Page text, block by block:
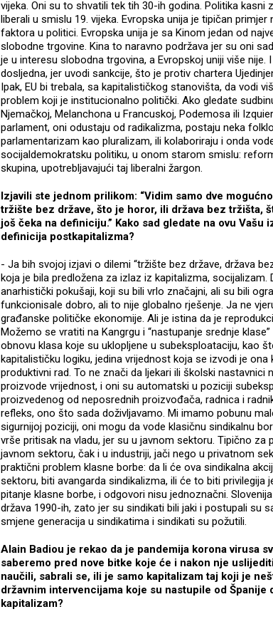
vijeka. Oni su to shvatili tek tih 30-ih godina. Politika kasni
liberali u smislu 19. vijeka. Evropska unija je tipičan
faktora u politici. Evropska unija je sa Kinom jedan od
slobodne trgovine. Kina to naravno podržava jer su oni
je u interesu slobodna trgovina, a Evropskoj uniji više nije.
dosljedna, jer uvodi sankcije, što je protiv chartera
Ipak, EU bi trebala, sa kapitalističkog stanovišta, da vodi
problem koji je institucionalno politički. Ako gledate
Njemačkoj, Melanchona u Francuskoj, Podemosa ili
parlament, oni odustaju od radikalizma, postaju neka
parlamentarizam kao pluralizam, ili kolaboriraju i onda
socijaldemokratsku politiku, u onom starom smislu:
skupina, upotrebljavajući taj liberalni žargon.
Izjavili ste jednom prilikom: “Vidim samo dve
tržište bez države, što je horor, ili država bez tržišta,
još čeka na definiciju.” Kako sad gledate na ovu Vašu
definicija postkapitalizma?
- Ja bih svojoj izjavi o dilemi “tržište bez države, država
koja je bila predložena za izlaz iz kapitalizma, socijalizam.
anarhistički pokušaji, koji su bili vrlo značajni, ali su bili
funkcionisale dobro, ali to nije globalno rješenje. Ja ne
građanske političke ekonomije. Ali je istina da je
Možemo se vratiti na Kangrgu i “nastupanje srednje
obnovu klasa koje su uklopljene u subeksploataciju, kao
kapitalističku logiku, jedina vrijednost koja se izvodi je
produktivni rad. To ne znači da ljekari ili školski
proizvode vrijednost, i oni su automatski u poziciji
proizvedenog od neposrednih proizvođača, radnica i
refleks, ono što sada doživljavamo. Mi imamo pobunu
sigurnijoj poziciji, oni mogu da vode klasičnu sindikalnu
vrše pritisak na vladu, jer su u javnom sektoru. Tipično
javnom sektoru, čak i u industriji, jači nego u privatnom
praktični problem klasne borbe: da li će ova sindikalna
sektoru, biti avangarda sindikalizma, ili će to biti privilegija
pitanje klasne borbe, i odgovori nisu jednoznačni.
država 1990-ih, zato jer su sindikati bili jaki i postupali su
smjene generacija u sindikatima i sindikati su požutili.
Alain Badiou je rekao da je pandemija korona virusa
saberemo pred nove bitke koje će i nakon nje
naučili, sabrali se, ili je samo kapitalizam taj koji je
državnim intervencijama koje su nastupile od Španije
kapitalizam?